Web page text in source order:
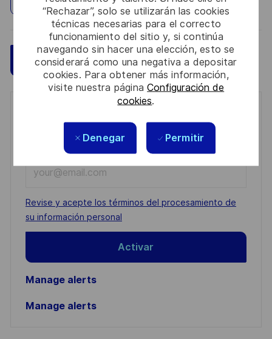
“Rechazar”, solo se utilizarán las cookies
técnicas necesarias para el correcto
funcionamiento del sitio y, si continúa
navegando sin hacer una elección, esto se
considerará como una negativa a depositar
cookies. Para obtener más información,
visite nuestra páginaConfiguración de
cookies.
Denegar Permitir
Aplicar ahora Guardar
You'll receive updates once a week
Enter
Email
address
(Required)
Required
Revise y acepte los términos del procesamiento de
su información personal
Activar
Manage alerts
Manage alerts